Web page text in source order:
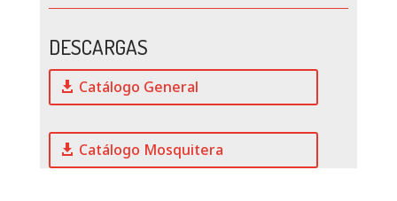
DESCARGAS
Catálogo General
Catálogo Mosquitera